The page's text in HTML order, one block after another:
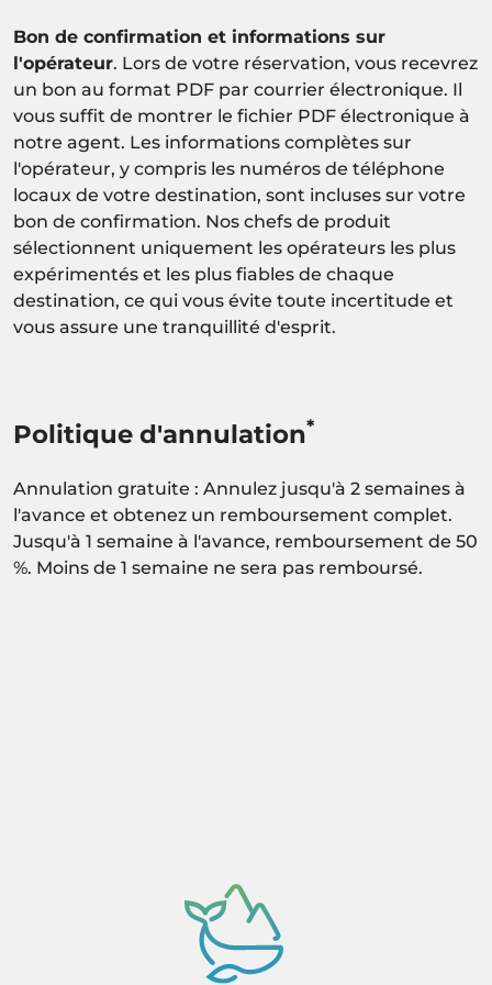
Bon de confirmation et informations sur
l'opérateur. Lors de votre réservation, vous recevrez
un bon au format PDF par courrier électronique. Il
vous suffit de montrer le fichier PDF électronique à
notre agent. Les informations complètes sur
l'opérateur, y compris les numéros de téléphone
locaux de votre destination, sont incluses sur votre
bon de confirmation. Nos chefs de produit
sélectionnent uniquement les opérateurs les plus
expérimentés et les plus fiables de chaque
destination, ce qui vous évite toute incertitude et
vous assure une tranquillité d'esprit.
Politique d'annulation*
Annulation gratuite : Annulez jusqu'à 2 semaines à
l'avance et obtenez un remboursement complet.
Jusqu'à 1 semaine à l'avance, remboursement de 50
%. Moins de 1 semaine ne sera pas remboursé.